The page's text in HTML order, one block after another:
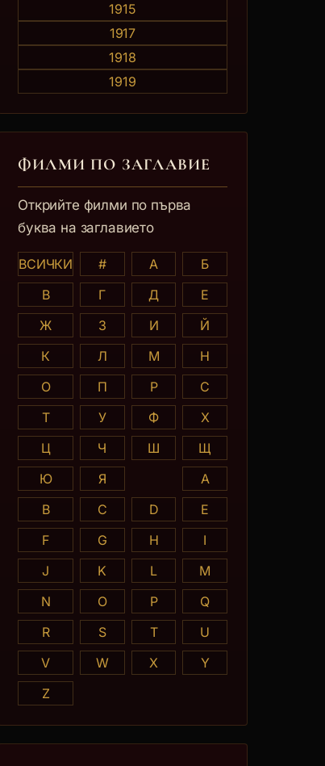
1915
1917
1918
1919
ФИЛМИ ПО ЗАГЛАВИE
Открийте филми по първа
буква на заглавието
ВСИЧКИ # А
Б
В
Г Д
Е
Ж
З И
Й
К
Л М
Н
О
П Р
С
Т
У Ф
Х
Ц
Ч Ш
Щ
Ю
Я
A
B
C D
E
F
G H
I
J
K L
M
N
O P
Q
R
S T
U
V
W X
Y
Z